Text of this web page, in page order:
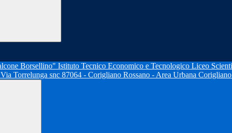
Via Torrelunga snc 87064 - Corigliano Rossano - Area Urbana Corigliano